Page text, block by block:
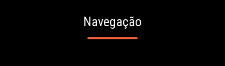
Navegação